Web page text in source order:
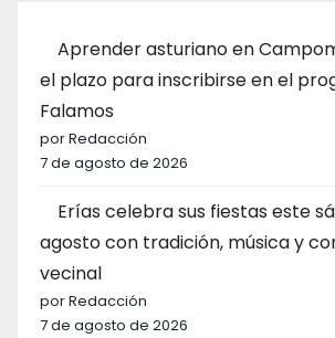
Aprender asturiano en
el plazo para inscribirse en el
Falamos
por Redacción
7 de agosto de 2026
Erías celebra sus fiestas este
agosto con tradición, música y
vecinal
por Redacción
7 de agosto de 2026